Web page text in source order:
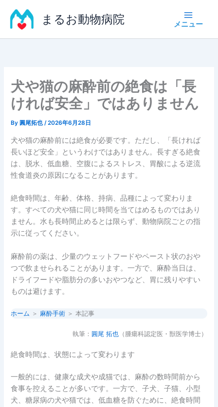
ス
まるお動物病院
犬や猫の麻酔前の絶食は「長
ければ安全」ではありません
By 圓尾拓也/2026年6月28日
犬や猫の麻酔前には絶食が必要です。ただし、「長ければ
長いほど安全」というわけではありません。長すぎる絶食
は、脱水、低血糖、空腹によるストレス、胃酸による逆流
性食道炎の原因になることがあります。
絶食時間は、年齢、体格、持病、品種によって変わりま
す。すべての犬や猫に同じ時間を当てはめるものではあり
ません。水も長時間止めるとは限らず、動物病院ごとの指
示に従ってください。
麻酔前の薬は、少量のウェットフードやペースト状のおや
つで飲ませられることがあります。一方で、麻酔当日は、
ドライフードや脂肪分の多いおやつなど、胃に残りやすい
ものは避けます。
ホーム ＞ 麻酔手術 ＞ 本記事
執筆： 圓尾 拓也（腫瘍科認定医・獣医学博士）
絶食時間は、状態によって変わります
一般的には、健康な成犬や成猫では、麻酔の数時間前から
食事を控えることが多いです。一方で、子犬、子猫、小型
犬、糖尿病の犬や猫では、低血糖を防ぐために、絶食時間